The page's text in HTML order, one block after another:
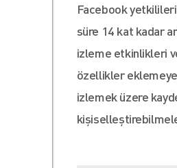
Facebook
süre 14 kat kadar
izleme etkinlikleri
özellikler eklemeye
izlemek üzere